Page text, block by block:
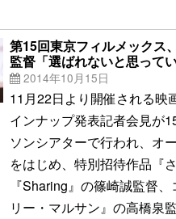
第15回東京フィルメックス
監督「選ばれないと思ってい
2014年10月15日
11月22日より開催される映
インナップ発表記者会見が
ソンシアターで行われ、オ
をはじめ、特別招待作品『
『Sharing』の篠崎誠監督
リー・マルサン』の高橋泉